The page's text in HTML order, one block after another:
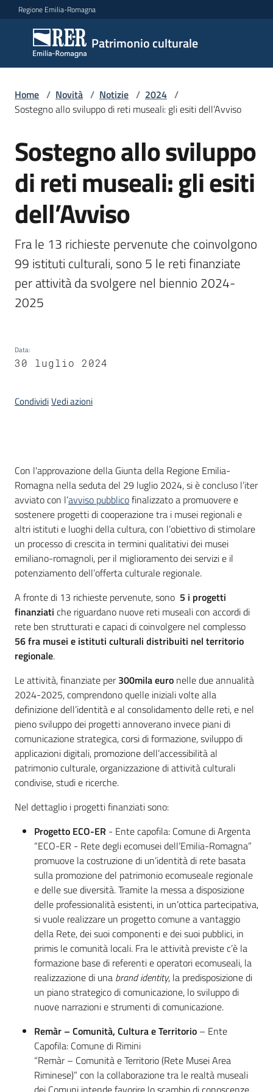
Vai al contenuto
Vai alla navigazione
Vai al footer
Regione Emilia-Romagna
Patrimonio culturale
Patrimonio
culturale
Argomenti
Novità
Servizi
Leggi
Atti
Bandi
Piani
Mediateca
Seguici
su
Home / Novità / Notizie / 2024 /
Sostegno allo sviluppo di reti museali: gli esiti dell’Avviso
Salta al contenuto
Sostegno allo sviluppo
di reti museali: gli esiti
dell’Avviso
Fra le 13 richieste pervenute che coinvolgono
99 istituti culturali, sono 5 le reti finanziate
per attività da svolgere nel biennio 2024-
2025
Data:
30 luglio 2024
CondividiVedi azioni
Introduzione
Con l'approvazione della Giunta della Regione Emilia-
Romagna nella seduta del 29 luglio 2024, si è concluso l’iter
avviato con l’avviso pubblicofinalizzato a promuovere e
sostenere progetti di cooperazione tra i musei regionali e
altri istituti e luoghi della cultura, con l’obiettivo di stimolare
un processo di crescita in termini qualitativi dei musei
emiliano-romagnoli, per il miglioramento dei servizi e il
potenziamento dell’offerta culturale regionale.
A fronte di 13 richieste pervenute, sono 5 i progetti
finanziati che riguardano nuove reti museali con accordi di
rete ben strutturati e capaci di coinvolgere nel complesso
56 fra musei e istituti culturali distribuiti nel territorio
regionale.
Le attività, finanziate per300mila euro nelle due annualità
2024-2025, comprendono quelle iniziali volte alla
definizione dell’identità e al consolidamento delle reti, e nel
pieno sviluppo dei progetti annoverano invece piani di
comunicazione strategica, corsi di formazione, sviluppo di
applicazioni digitali, promozione dell’accessibilità al
patrimonio culturale, organizzazione di attività culturali
condivise, studi e ricerche.
Nel dettaglio i progetti finanziati sono:
Progetto ECO-ER - Ente capofila: Comune di Argenta
“ECO-ER - Rete degli ecomusei dell’Emilia-Romagna”
promuove la costruzione di un’identità di rete basata
sulla promozione del patrimonio ecomuseale regionale
e delle sue diversità. Tramite la messa a disposizione
delle professionalità esistenti, in un’ottica partecipativa,
si vuole realizzare un progetto comune a vantaggio
della Rete, dei suoi componenti e dei suoi pubblici, in
primis le comunità locali. Fra le attività previste c’è la
formazione base di referenti e operatori ecomuseali, la
realizzazione di una brand identity, la predisposizione di
un piano strategico di comunicazione, lo sviluppo di
nuove narrazioni e strumenti di comunicazione.
Remàr – Comunità, Cultura e Territorio – Ente
Capofila: Comune di Rimini
“Remàr – Comunità e Territorio (Rete Musei Area
Riminese)” con la collaborazione tra le realtà museali